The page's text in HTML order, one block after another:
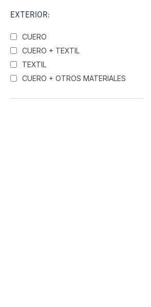
EXTERIOR:
CUERO
CUERO + TEXTIL
TEXTIL
CUERO + OTROS MATERIALES